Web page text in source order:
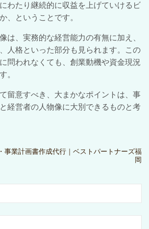
わたり継続的に収益を上げていけるビ
、ということです。
は、実務的な経営能力の有無に加え、
人格といった部分も見られます。この
問われなくても、創業動機や資金現況
。
留意すべき、大まかなポイントは、事
経営者の人物像に大別できるものと考
事業計画書作成代行｜ベストパートナーズ福
岡